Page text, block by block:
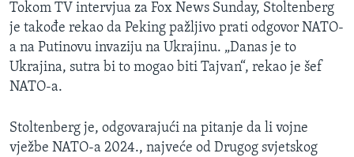
Tokom TV intervjua za Fox News Sunday, Stoltenberg
je takođe rekao da Peking pažljivo prati odgovor NATO-
a na Putinovu invaziju na Ukrajinu. „Danas je to
Ukrajina, sutra bi to mogao biti Tajvan“, rekao je šef
NATO-a.
Stoltenberg je, odgovarajući na pitanje da li vojne
vježbe NATO-a 2024., najveće od Drugog svjetskog